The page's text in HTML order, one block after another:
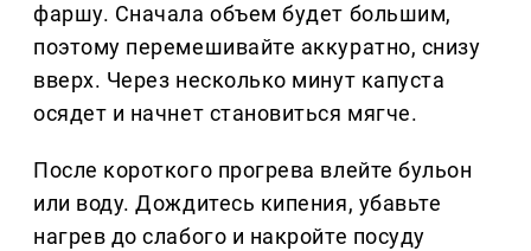
фаршу. Сначала объем будет большим,
поэтому перемешивайте аккуратно, снизу
вверх. Через несколько минут капуста
осядет и начнет становиться мягче.
После короткого прогрева влейте бульон
или воду. Дождитесь кипения, убавьте
нагрев до слабого и накройте посуду